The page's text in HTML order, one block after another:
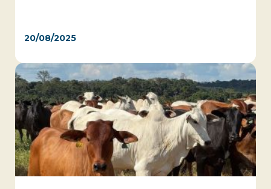
20/08/2025